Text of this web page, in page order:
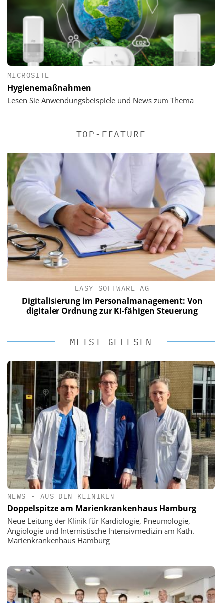
MICROSITE
Hygienemaßnahmen
Lesen Sie Anwendungsbeispiele und News zum Thema
TOP-FEATURE
EASY SOFTWARE AG
Digitalisierung im Personalmanagement: Von
digitaler Ordnung zur KI-fähigen Steuerung
MEIST GELESEN
NEWS • AUS DEN KLINIKEN
Doppelspitze am Marienkrankenhaus Hamburg
Neue Leitung der Klinik für Kardiologie, Pneumologie,
Angiologie und Internistische Intensivmedizin am Kath.
Marienkrankenhaus Hamburg